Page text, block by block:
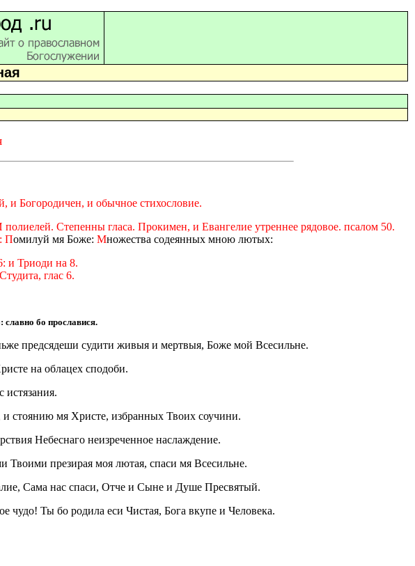
и Богородичен, и обычное стихословие.
полиелей. Степенны гласа. Прокимен, и Евангелие утреннее рядовое. псалом 50.
Помилуй мя Боже: Множества содеянных мною лютых:
и Триоди на 8.
глас 6.
бо прославися.
предсядеши судити живыя и мертвыя, Боже мой Всесильне.
на облацех сподоби.
истязания.
и стоянию мя Христе, избранных Твоих соучини.
Небеснаго неизреченное наслаждение.
Твоими презирая моя лютая, спаси мя Всесильне.
Сама нас спаси, Отче и Сыне и Душе Пресвятый.
чудо! Ты бо родила еси Чистая, Бога вкупе и Человека.